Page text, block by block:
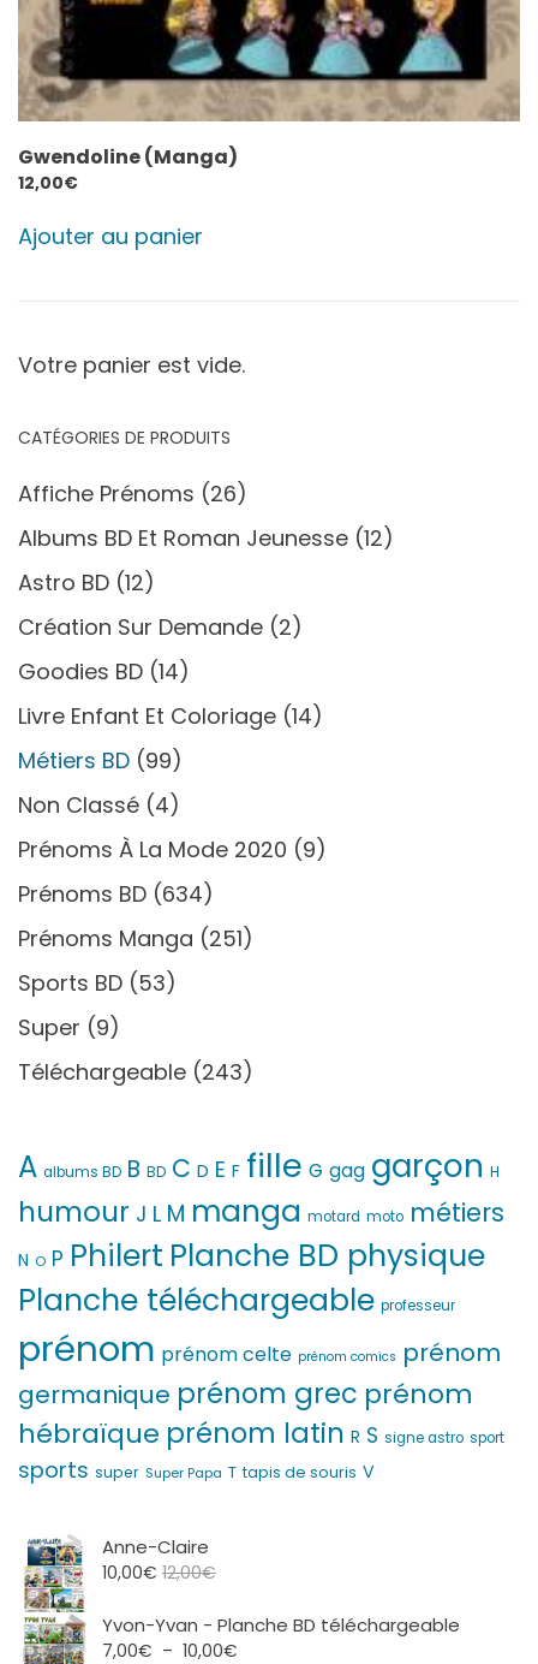
Gwendoline (Manga)
12,00€
Ajouter au panier
Votre panier est vide.
CATÉGORIES DE PRODUITS
Affiche Prénoms (26)
Albums BD Et Roman Jeunesse (12)
Astro BD (12)
Création Sur Demande (2)
Goodies BD (14)
Livre Enfant Et Coloriage (14)
Métiers BD (99)
Non Classé (4)
Prénoms À La Mode 2020 (9)
Prénoms BD (634)
Prénoms Manga (251)
Sports BD (53)
Super (9)
Téléchargeable (243)
A albums BD B BD C D E F fille G gag garçon H
humour J L M manga motard moto métiers
N O P Philert Planche BD physique
Planche téléchargeable professeur
prénom prénom celte prénom comics prénom
germanique prénom grec prénom
hébraïque prénom latin R S signe astro sport
sports super Super Papa T tapis de souris V
Anne-Claire
10,00€ 12,00€
Yvon-Yvan - Planche BD téléchargeable
7,00€ – 10,00€